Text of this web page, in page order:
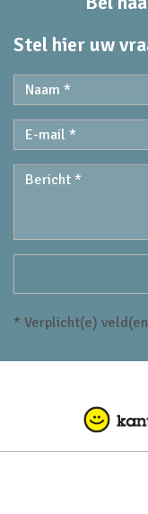
Stel hier uw
* Verplicht(e)